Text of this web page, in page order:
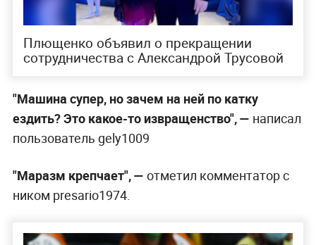
Плющенко объявил о прекращении
сотрудничества с Александрой Трусовой
"Машина супер, но зачем на ней по катку
ездить? Это какое-то извращенство", — написал
пользователь gely1009
"Маразм крепчает", — отметил комментатор с
ником presario1974.